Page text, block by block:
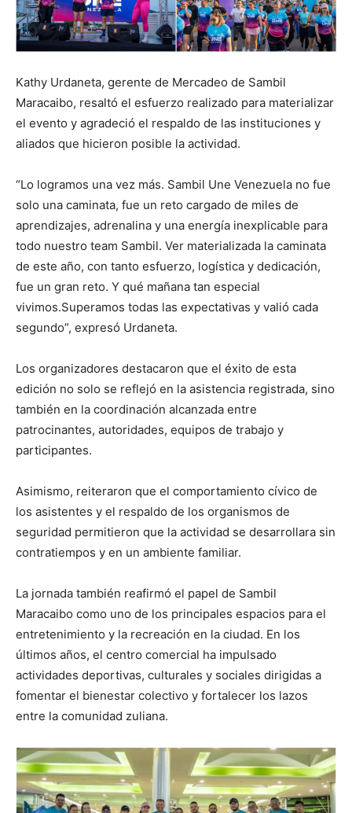
Kathy Urdaneta, gerente de Mercadeo de Sambil
Maracaibo, resaltó el esfuerzo realizado para materializar
el evento y agradeció el respaldo de las instituciones y
aliados que hicieron posible la actividad.
“Lo logramos una vez más. Sambil Une Venezuela no fue
solo una caminata, fue un reto cargado de miles de
aprendizajes, adrenalina y una energía inexplicable para
todo nuestro team Sambil. Ver materializada la caminata
de este año, con tanto esfuerzo, logística y dedicación,
fue un gran reto. Y qué mañana tan especial
vivimos.Superamos todas las expectativas y valió cada
segundo”, expresó Urdaneta.
Los organizadores destacaron que el éxito de esta
edición no solo se reflejó en la asistencia registrada, sino
también en la coordinación alcanzada entre
patrocinantes, autoridades, equipos de trabajo y
participantes.
Asimismo, reiteraron que el comportamiento cívico de
los asistentes y el respaldo de los organismos de
seguridad permitieron que la actividad se desarrollara sin
contratiempos y en un ambiente familiar.
La jornada también reafirmó el papel de Sambil
Maracaibo como uno de los principales espacios para el
entretenimiento y la recreación en la ciudad. En los
últimos años, el centro comercial ha impulsado
actividades deportivas, culturales y sociales dirigidas a
fomentar el bienestar colectivo y fortalecer los lazos
entre la comunidad zuliana.